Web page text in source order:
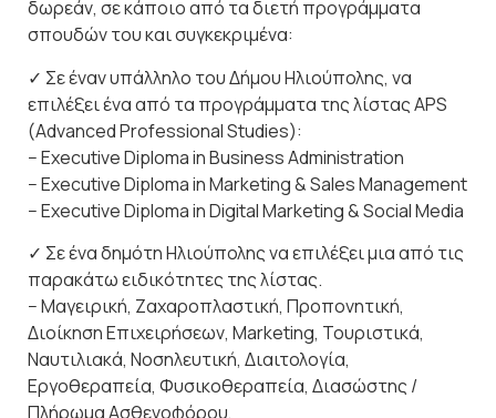
δωρεάν, σε κάποιο από τα διετή προγράμματα
σπουδών του και συγκεκριμένα:
✓ Σε έναν υπάλληλο του Δήμου Ηλιούπολης, να
επιλέξει ένα από τα προγράμματα της λίστας APS
(Advanced Professional Studies):
− Executive Diploma in Business Administration
− Executive Diploma in Marketing & Sales Management
− Executive Diploma in Digital Marketing & Social Media
✓ Σε ένα δημότη Ηλιούπολης να επιλέξει μια από τις
παρακάτω ειδικότητες της λίστας.
− Μαγειρική, Ζαχαροπλαστική, Προπονητική,
Διοίκηση Επιχειρήσεων, Marketing, Τουριστικά,
Ναυτιλιακά, Νοσηλευτική, Διαιτολογία,
Εργοθεραπεία, Φυσικοθεραπεία, Διασώστης /
Πλήρωμα Ασθενοφόρου,